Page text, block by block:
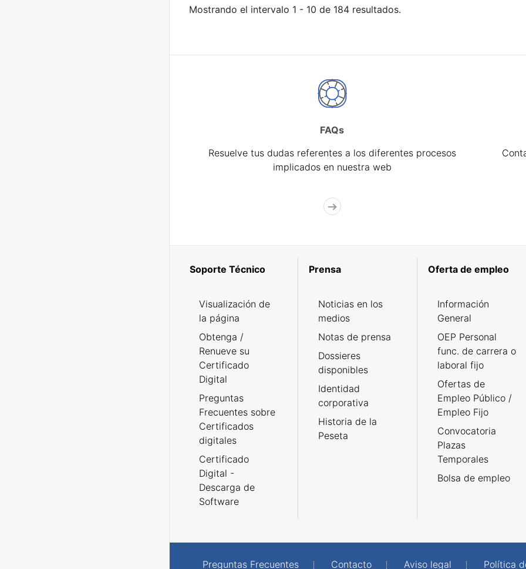
Mostrando el intervalo 1 - 10 de 184 resultados.
FAQs
Resuelve tus dudas referentes a los diferentes procesos
implicados en nuestra web
Soporte Técnico
Visualización de
la página
Obtenga /
Renueve su
Certificado
Digital
Preguntas
Frecuentes sobre
Certificados
digitales
Certificado
Digital -
Descarga de
Software
Prensa
Noticias en los
medios
Notas de prensa
Dossieres
disponibles
Identidad
corporativa
Historia de la
Peseta
Oferta de empleo
Información
General
OEP Personal
func. de carrera o
laboral fijo
Ofertas de
Empleo Público /
Empleo Fijo
Convocatoria
Plazas
Temporales
Bolsa de empleo
Preguntas Frecuentes Contacto Aviso legal Política